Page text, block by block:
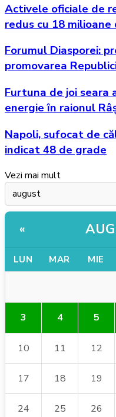
Activele oficiale de
redus cu 18
Forumul Diasporei:
promovarea
Furtuna de joi seara
energie în raionul
Napoli, sufocat de
indicat 48 de grade
Vezi mai mult
«
LUN MAR MIE
3 4 5
10 11 12
17 18 19
24 25 26